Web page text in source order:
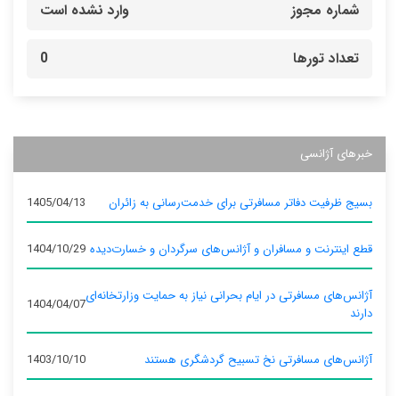
شماره مجوز وارد نشده است
تعداد تورها 0
خبرهای آژانسی
بسیج ظرفیت دفاتر مسافرتی برای خدمت‌رسانی به زائران 1405/04/13
قطع اینترنت و مسافران و آژانس‌های سرگردان و خسارت‌دیده 1404/10/29
آژانس‌های مسافرتی در ایام بحرانی نیاز به حمایت وزارتخانه‌ای
دارند
1404/04/07
آژانس‌های مسافرتی نخ تسبیح گردشگری هستند 1403/10/10